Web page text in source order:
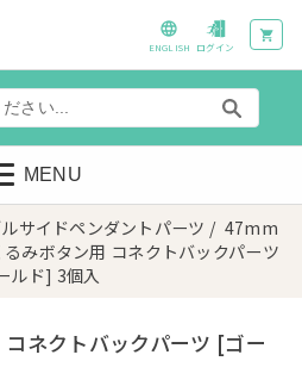
ログイン
ENGLISH
MENU
サイドペンダントパーツ / 47mm
みボタン用 コネクトバックパーツ
ルド] 3個入
ネクトバックパーツ [ゴー